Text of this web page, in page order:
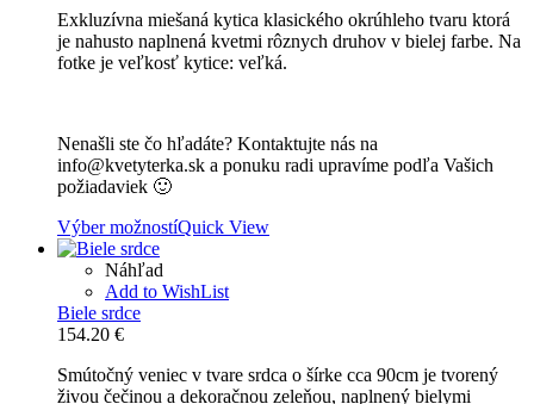
44.60 €
through
115.90 €
Exkluzívna miešaná kytica klasického okrúhleho tvaru ktorá
je nahusto naplnená kvetmi rôznych druhov v bielej farbe. Na
fotke je veľkosť kytice: veľká.
Nenašli ste čo hľadáte? Kontaktujte nás na
info@kvetyterka.sk a ponuku radi upravíme podľa Vašich
požiadaviek 🙂
Výber možnostíQuick View
Náhľad
Add to WishList
Biele srdce
154.20 €
Smútočný veniec v tvare srdca o šírke cca 90cm je tvorený
živou čečinou a dekoračnou zeleňou, naplnený bielymi